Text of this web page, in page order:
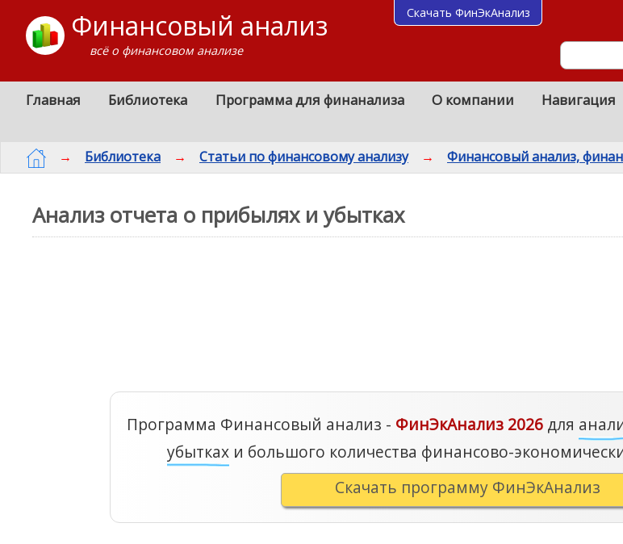
Финансовый анализ
всё о финансовом анализе
Главная Библиотека Программа для финанализа О компании Навигация
→ Библиотека → Статьи по финансовому анализу → Финансовый анализ,
Анализ отчета о прибылях и убытках
Программа Финансовый анализ - ФинЭкАнализ 2026 для
убытках и большого количества финансово-
Скачать программу ФинЭкАнализ
Скачать ФинЭкАнализ